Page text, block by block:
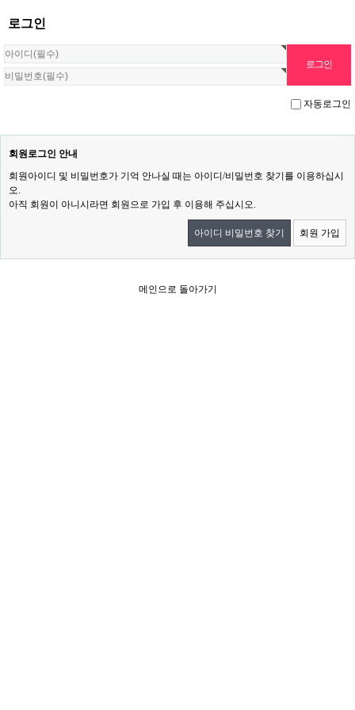
로그인
자동로그인
회원로그인 안내
회원아이디 및 비밀번호가 기억 안나실 때는 아이디/비밀번호 찾기를 이용하십시
오.
아직 회원이 아니시라면 회원으로 가입 후 이용해 주십시오.
아이디 비밀번호 찾기 회원 가입
메인으로 돌아가기